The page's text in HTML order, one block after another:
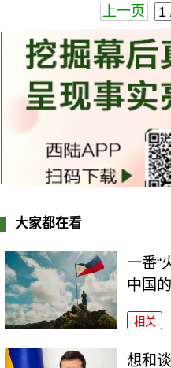
上一页
大家都在看
一番“
中国
相关
想和